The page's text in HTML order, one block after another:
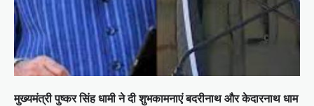
मुख्‍यमंत्री पुष्‍कर सिंह धामी ने दी शुभकामनाएं बदरीनाथ और केदारनाथ धाम